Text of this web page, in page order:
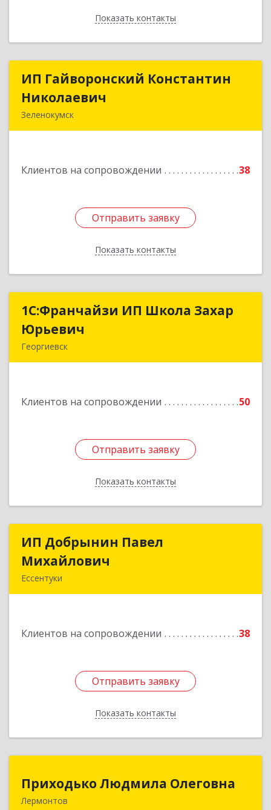
Показать контакты
Назад
ИП Гайворонский Константин
Николаевич
Зеленокумск
Клиентов на сопровождении 38
Отправить заявку
Показать контакты
ИП Гайворонский Константин
Подробнее
Отправить заявку
Назад
1С:Франчайзи ИП Школа Захар
Юрьевич
Георгиевск
Клиентов на сопровождении 50
Отправить заявку
Показать контакты
1С:Франчайзи ИП Школа Захар
Отправить заявку
Назад
ИП Добрынин Павел
Михайлович
Ессентуки
Клиентов на сопровождении 38
Отправить заявку
Показать контакты
ИП Добрынин Павел
Отправить заявку
Назад
Приходько Людмила Олеговна
Лермонтов
357341, Лермонтов г, П.Лумумбы ул, дом №